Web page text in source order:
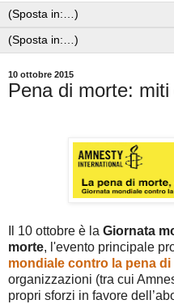
10 ottobre 2015
Pena di morte:
Il 10 ottobre è la Giornata
morte, l'evento principale
mondiale contro la pena di
organizzazioni (tra cui
propri sforzi in favore